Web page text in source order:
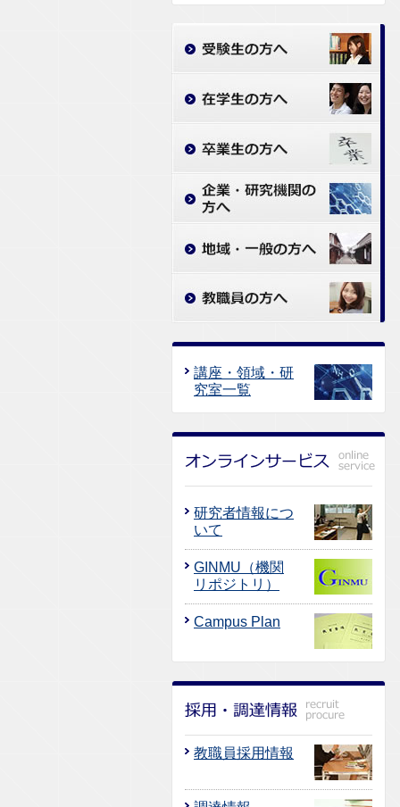
講座・領域・研
究室一覧
研究者情報につ
いて
GINMU（機関
リポジトリ）
Campus Plan
教職員採用情報